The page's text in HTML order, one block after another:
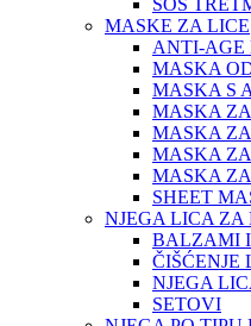
SOS
MASKE ZA LICE
ANTI-AGE
MASKA
MASKA S
MASKA
MASKA ZA
MASKA
MASKA
SHEET
NJEGA LICA ZA
BALZAMI I
ČIŠĆENJE
NJEGA
SETOVI